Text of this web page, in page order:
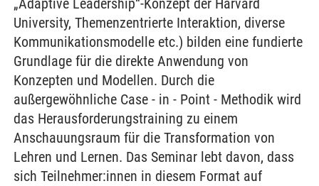
„Adaptive Leadership“-Konzept der Harvard
University, Themenzentrierte Interaktion, diverse
Kommunikationsmodelle etc.) bilden eine fundierte
Grundlage für die direkte Anwendung von
Konzepten und Modellen. Durch die
außergewöhnliche Case - in - Point - Methodik wird
das Herausforderungstraining zu einem
Anschauungsraum für die Transformation von
Lehren und Lernen. Das Seminar lebt davon, dass
sich Teilnehmer:innen in diesem Format auf